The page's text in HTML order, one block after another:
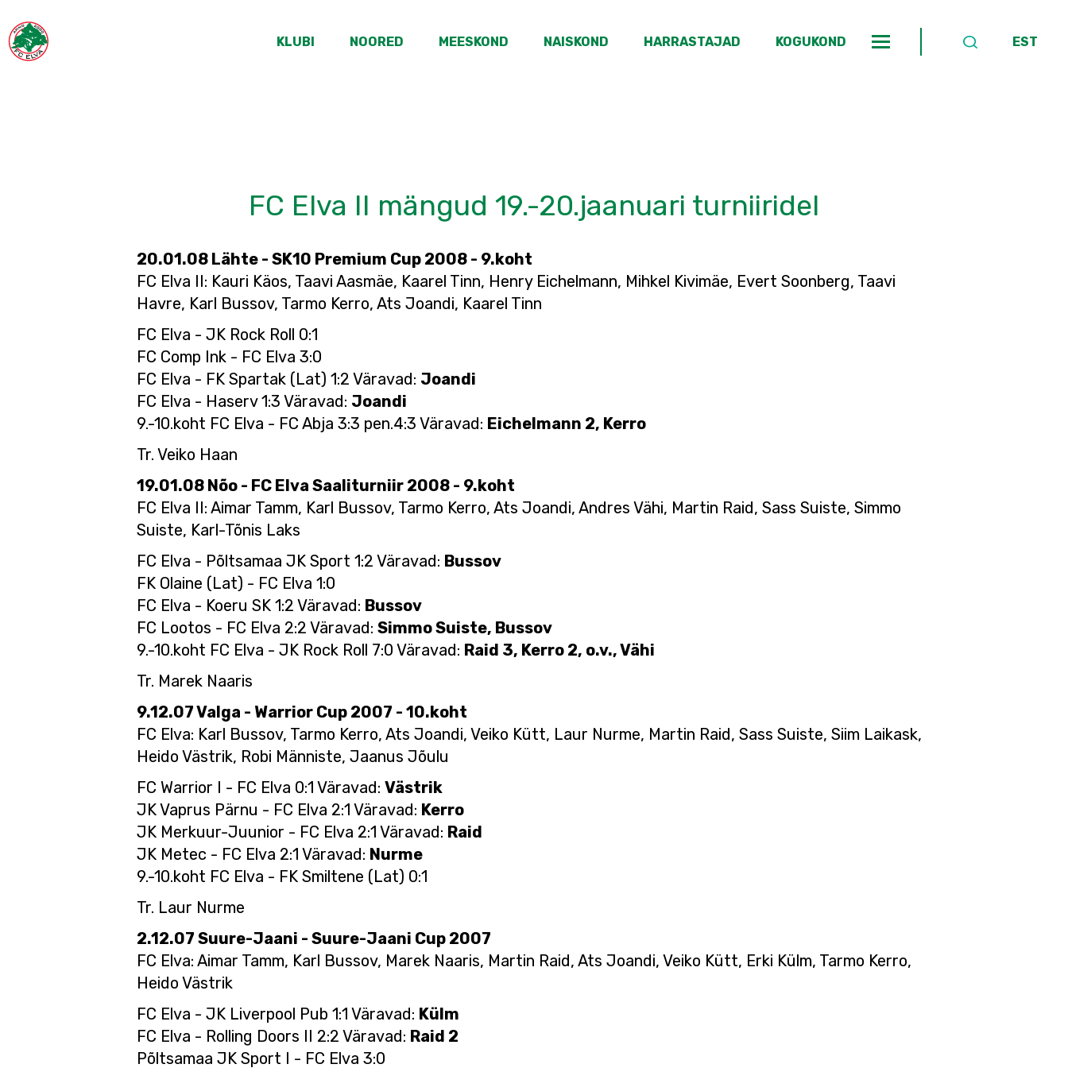
KLUBI NOORED MEESKOND NAISKOND HARRASTAJAD KOGUKOND EST
FC Elva II mängud 19.-20.jaanuari turniiridel
20.01.08 Lähte - SK10 Premium Cup 2008 - 9.koht
FC Elva II: Kauri Käos, Taavi Aasmäe, Kaarel Tinn, Henry Eichelmann, Mihkel Kivimäe, Evert Soonberg, Taavi
Havre, Karl Bussov, Tarmo Kerro, Ats Joandi, Kaarel Tinn
FC Elva - JK Rock Roll 0:1
FC Comp Ink - FC Elva 3:0
FC Elva - FK Spartak (Lat) 1:2 Väravad: Joandi
FC Elva - Haserv 1:3 Väravad: Joandi
9.-10.koht FC Elva - FC Abja 3:3 pen.4:3 Väravad: Eichelmann 2, Kerro
Tr. Veiko Haan
19.01.08 Nõo - FC Elva Saaliturniir 2008 - 9.koht
FC Elva II: Aimar Tamm, Karl Bussov, Tarmo Kerro, Ats Joandi, Andres Vähi, Martin Raid, Sass Suiste, Simmo
Suiste, Karl-Tõnis Laks
FC Elva - Põltsamaa JK Sport 1:2 Väravad: Bussov
FK Olaine (Lat) - FC Elva 1:0
FC Elva - Koeru SK 1:2 Väravad: Bussov
FC Lootos - FC Elva 2:2 Väravad: Simmo Suiste, Bussov
9.-10.koht FC Elva - JK Rock Roll 7:0 Väravad: Raid 3, Kerro 2, o.v., Vähi
Tr. Marek Naaris
9.12.07 Valga - Warrior Cup 2007 - 10.koht
FC Elva: Karl Bussov, Tarmo Kerro, Ats Joandi, Veiko Kütt, Laur Nurme, Martin Raid, Sass Suiste, Siim Laikask,
Heido Västrik, Robi Männiste, Jaanus Jõulu
FC Warrior I - FC Elva 0:1 Väravad: Västrik
JK Vaprus Pärnu - FC Elva 2:1 Väravad: Kerro
JK Merkuur-Juunior - FC Elva 2:1 Väravad: Raid
JK Metec - FC Elva 2:1 Väravad: Nurme
9.-10.koht FC Elva - FK Smiltene (Lat) 0:1
Tr. Laur Nurme
2.12.07 Suure-Jaani - Suure-Jaani Cup 2007
FC Elva: Aimar Tamm, Karl Bussov, Marek Naaris, Martin Raid, Ats Joandi, Veiko Kütt, Erki Külm, Tarmo Kerro,
Heido Västrik
FC Elva - JK Liverpool Pub 1:1 Väravad: Külm
FC Elva - Rolling Doors II 2:2 Väravad: Raid 2
Põltsamaa JK Sport I - FC Elva 3:0